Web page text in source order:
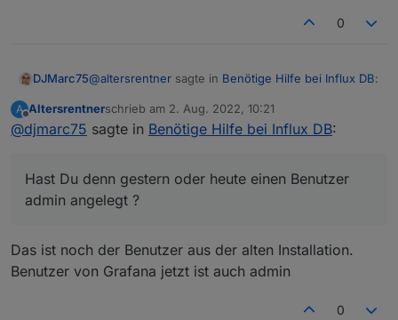
0
DJMarc75@altersrentner sagte in Benötige Hilfe bei Influx DB:
Wenn ja, kann ich ein neues Passwort
admin angelegt ?
A
Offline
Altersrentnerschrieb am 2. Aug. 2022, 10:21
zuletzt editiert von
@djmarc75 sagte in Benötige Hilfe bei Influx DB:
Hast Du denn gestern oder heute einen Benutzer
admin angelegt ?
Das ist noch der Benutzer aus der alten Installation.
Benutzer von Grafana jetzt ist auch admin
0